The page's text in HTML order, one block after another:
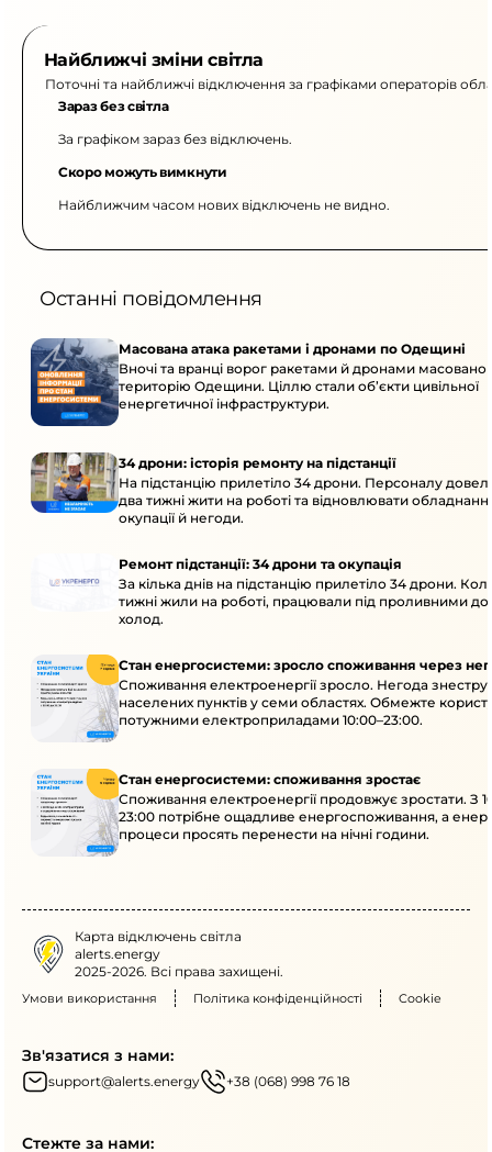
Найближчі зміни світла
Поточні та найближчі відключення за графіками операторів
Зараз без світла
За графіком зараз без відключень.
Скоро можуть вимкнути
Найближчим часом нових відключень не видно.
Останні повідомлення
Масована атака ракетами і дронами по Одещині
Вночі та вранці ворог ракетами й дронами масовано
територію Одещини. Ціллю стали об’єкти цивільної
енергетичної інфраструктури.
34 дрони: історія ремонту на підстанції
На підстанцію прилетіло 34 дрони. Персоналу
два тижні жити на роботі та відновлювати
окупації й негоди.
Ремонт підстанції: 34 дрони та окупація
За кілька днів на підстанцію прилетіло 34 дрони.
тижні жили на роботі, працювали під проливними
холод.
Стан енергосистеми: зросло споживання через
Споживання електроенергії зросло. Негода
населених пунктів у семи областях. Обмежте
потужними електроприладами 10:00–23:00.
Стан енергосистеми: споживання зростає
Споживання електроенергії продовжує зростати. З
23:00 потрібне ощадливе енергоспоживання, а
процеси просять перенести на нічні години.
Карта відключень світла
alerts.energy
2025-2026. Всі права захищені.
Умови використання Політика конфіденційності Cookie
Зв'язатися з нами:
support@alerts.energy +38 (068) 998 76 18
Стежте за нами: